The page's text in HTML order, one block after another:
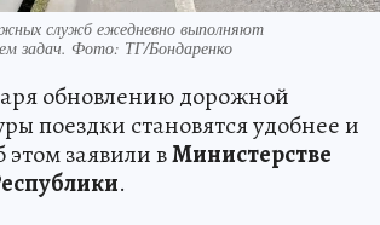
служб ежедневно выполняют
задач. Фото: ТГ/Бондаренко
обновлению дорожной
поездки становятся удобнее и
заявили вМинистерстве
.